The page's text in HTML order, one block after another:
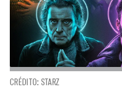
CRÉDITO: STARZ